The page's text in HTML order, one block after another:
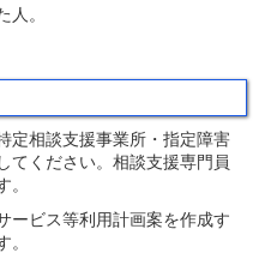
人。
定相談支援事業所・指定障害
てください。相談支援専門員
ービス等利用計画案を作成す